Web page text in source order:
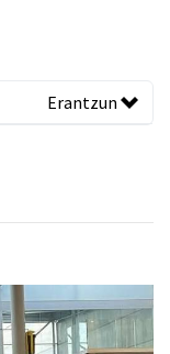
Erantzun